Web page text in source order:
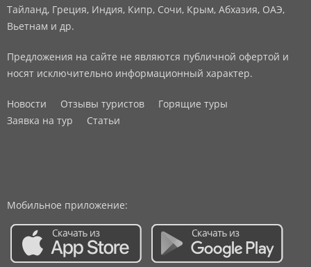
Тайланд, Греция, Индия, Кипр, Сочи, Крым, Абхазия, ОАЭ,
Вьетнам и др.
Предложения на сайте не являются публичной офертой и
носят исключительно информационный характер.
Новости Отзывы туристов
Горящие туры
Заявка на тур
Статьи
Мобильное приложение: